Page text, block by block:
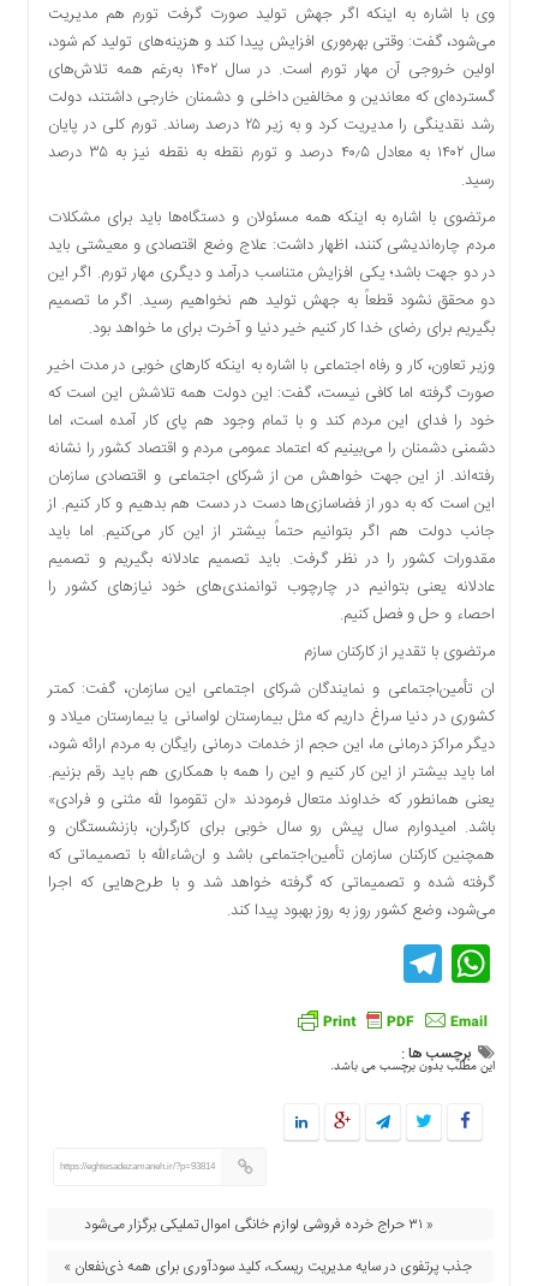
وی با اشاره به اینکه اگر جهش تولید صورت گرفت تورم هم مدیریت
می‌شود، گفت: وقتی بهره‌وری افزایش پیدا کند و هزینه‌های تولید کم شود،
اولین خروجی آن مهار تورم است. در سال ۱۴۰۲ به‌رغم همه تلاش‌های
گسترده‌ای که معاندین و مخالفین داخلی و دشمنان خارجی داشتند، دولت
رشد نقدینگی را مدیریت کرد و به زیر ۲۵ درصد رساند. تورم کلی در پایان
سال ۱۴۰۲ به معادل ۴۰٫۵ درصد و تورم نقطه به نقطه نیز به ۳۵ درصد
رسید.
مرتضوی با اشاره به اینکه همه مسئولان و دستگاه‌ها باید برای مشکلات
مردم چاره‌اندیشی کنند، اظهار داشت: علاج وضع اقتصادی و معیشتی باید
در دو جهت باشد؛ یکی افزایش متناسب درآمد و دیگری مهار تورم. اگر این
دو محقق نشود قطعاً به جهش تولید هم نخواهیم رسید. اگر ما تصمیم
بگیریم برای رضای خدا کار کنیم خیر دنیا و آخرت برای ما خواهد بود.
وزیر تعاون، کار و رفاه اجتماعی با اشاره به اینکه کارهای خوبی در مدت اخیر
صورت گرفته اما کافی نیست، گفت: این دولت همه تلاشش این است که
خود را فدای این مردم کند و با تمام وجود هم پای کار آمده است، اما
دشمنی دشمنان را می‌بینیم که اعتماد عمومی مردم و اقتصاد کشور را نشانه
رفته‌اند. از این جهت خواهش من از شرکای اجتماعی و اقتصادی سازمان
این است که به دور از فضاسازی‌ها دست در دست هم بدهیم و کار کنیم. از
جانب دولت هم اگر بتوانیم حتماً بیشتر از این کار می‌کنیم. اما باید
مقدورات کشور را در نظر گرفت. باید تصمیم عادلانه بگیریم و تصمیم
عادلانه یعنی بتوانیم در چارچوب توانمندی‌های خود نیازهای کشور را
احصاء و حل و فصل کنیم.
مرتضوی با تقدیر از کارکنان سازم
ان تأمین‌اجتماعی و نمایندگان شرکای اجتماعی این سازمان، گفت: کمتر
کشوری در دنیا سراغ داریم که مثل بیمارستان لواسانی یا بیمارستان میلاد و
دیگر مراکز درمانی ما، این حجم از خدمات درمانی رایگان به مردم ارائه شود،
اما باید بیشتر از این کار کنیم و این را همه با همکاری هم باید رقم بزنیم.
یعنی همانطور که خداوند متعال فرمودند «ان تقوموا لله مثنی و فرادی»
باشد. امیدوارم سال پیش رو سال خوبی برای کارگران، بازنشستگان و
همچنین کارکنان سازمان تأمین‌اجتماعی باشد و ان‌شاءالله با تصمیماتی که
گرفته شده و تصمیماتی که گرفته خواهد شد و با طرح‌هایی که اجرا
می‌شود، وضع کشور روز به روز بهبود پیدا کند.
WhatsApp
Telegram
برچسب ها :
این مطلب بدون برچسب می باشد.
https://eghtesadezamaneh.ir/?p=93814
« ۳۱ حراج خرده فروشی لوازم خانگی اموال تملیکی برگزار می‌شود
جذب پرتفوی در سایه مدیریت ریسک، کلید سودآوری برای همه ذی‌نفعان »